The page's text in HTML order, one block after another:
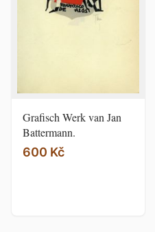
Grafisch Werk van Jan
Battermann.
600 Kč